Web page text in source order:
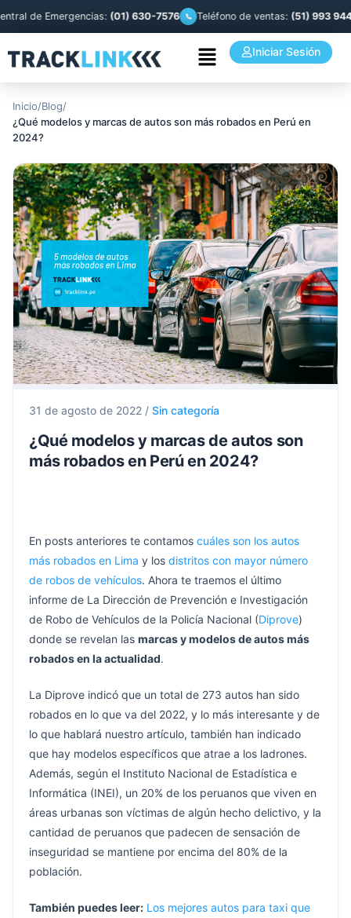
Emergencias:(01) 630-7576 Teléfono de ventas:(51) 993 944 841
Iniciar Sesión
Inicio/Blog/
¿Qué modelos y marcas de autos son más robados en Perú en
2024?
31 de agosto de 2022 / Sin categoría
¿Qué modelos y marcas de autos son
más robados en Perú en 2024?
En posts anteriores te contamos cuáles son los autos
más robados en Lima y los distritos con mayor número
de robos de vehículos. Ahora te traemos el último
informe de La Dirección de Prevención e Investigación
de Robo de Vehículos de la Policía Nacional (Diprove)
donde se revelan las marcas y modelos de autos más
robados en la actualidad.
La Diprove indicó que un total de 273 autos han sido
robados en lo que va del 2022, y lo más interesante y de
lo que hablará nuestro artículo, también han indicado
que hay modelos específicos que atrae a los ladrones.
Además, según el Instituto Nacional de Estadística e
Informática (INEI), un 20% de los peruanos que viven en
áreas urbanas son víctimas de algún hecho delictivo, y la
cantidad de peruanos que padecen de sensación de
inseguridad se mantiene por encima del 80% de la
población.
También puedes leer: Los mejores autos para taxi que